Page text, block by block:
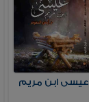
عيسى ابن مريم